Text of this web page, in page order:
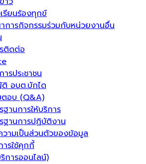
รียนร้องทุกข์
การกิจกรรมร่วมกับหน่วยงานอื่น
ติดต่อ
ารประชาชน
อบต.บักได
ตอบ (Q&A)
านการให้บริการ
ฐานการปฏิบัติงาน
วามเป็นส่วนตัวของข้อมูล
รใช้คุกกี้
การออนไลน์)